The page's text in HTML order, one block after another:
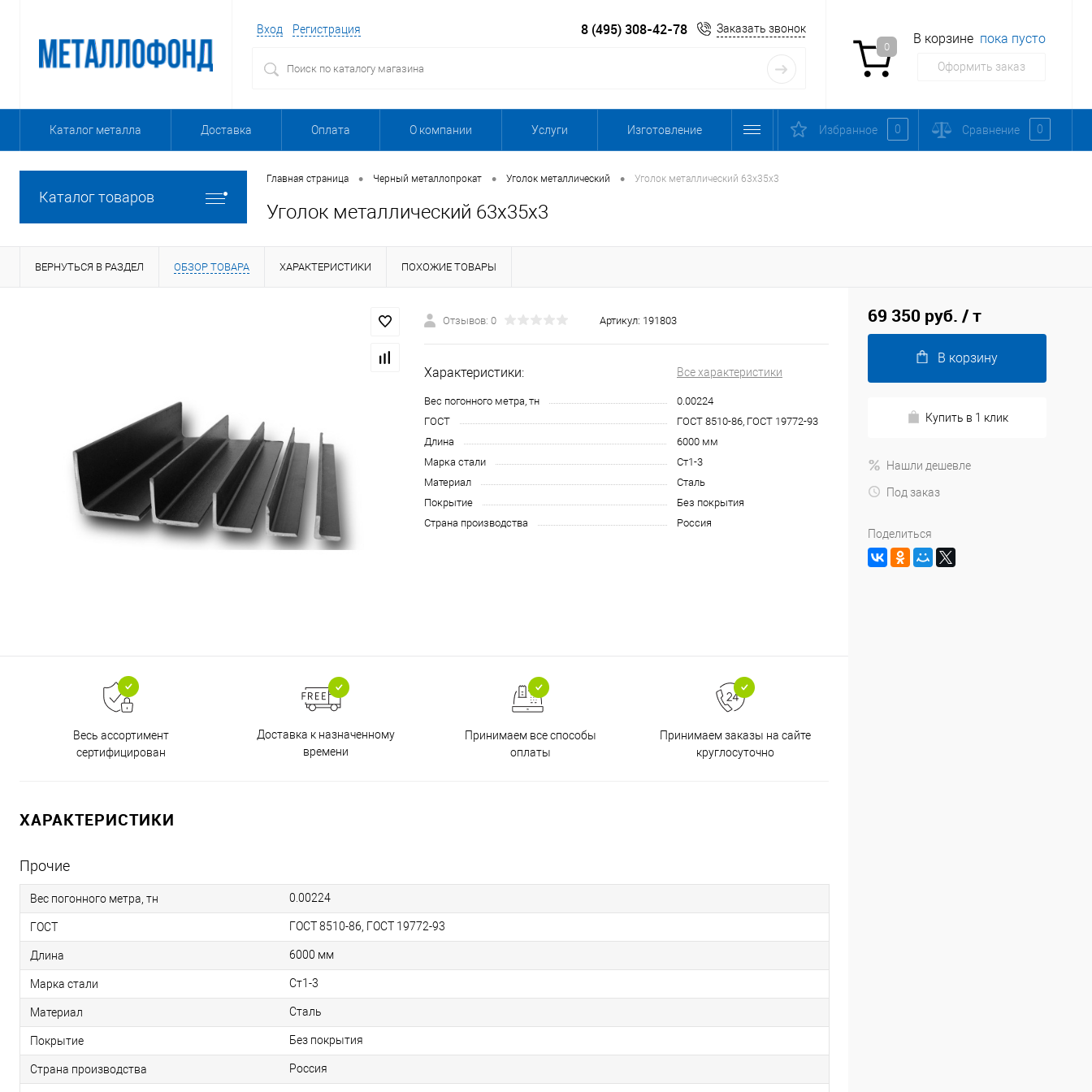
Вход Регистрация 8 (495) 308-42-78 Заказать звонок
0
В корзине пока пусто
Оформить заказ
Каталог металла Доставка Оплата О компании Услуги Изготовление Избранное 0 Сравнение 0
Каталог товаров
Главная страница • Черный металлопрокат • Уголок металлический • Уголок металлический 63х35х3
Уголок металлический 63х35х3
ВЕРНУТЬСЯ В РАЗДЕЛ ОБЗОР ТОВАРА ХАРАКТЕРИСТИКИ ПОХОЖИЕ ТОВАРЫ
Отзывов: 0 Артикул: 191803
Характеристики: Все характеристики
Вес погонного метра, тн
0.00224
ГОСТ
ГОСТ 8510-86, ГОСТ 19772-93
Длина
6000 мм
Марка стали
Ст1-3
Материал
Сталь
Покрытие
Без покрытия
Страна производства
Россия
Весь ассортимент
сертифицирован
Доставка к назначенному
времени
Принимаем все способы
оплаты
Принимаем заказы на сайте
круглосуточно
ХАРАКТЕРИСТИКИ
Прочие
Вес погонного метра, тн 0.00224
ГОСТ ГОСТ 8510-86, ГОСТ 19772-93
Длина 6000 мм
Марка стали Ст1-3
Материал Сталь
Покрытие Без покрытия
Страна производства Россия
69 350 руб. / т
В корзину
Купить в 1 клик
Нашли дешевле
Под заказ
Поделиться